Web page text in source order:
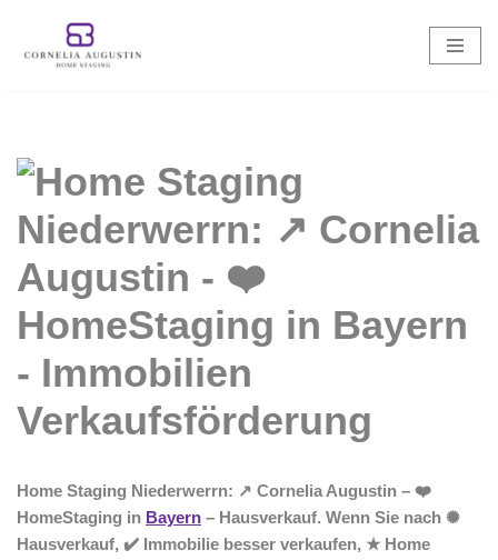
Zum
Home Staging Niederwerrn: ↗️ Cornelia Augustin – ❤️
HomeStaging in Bayern – Hausverkauf. Wenn Sie nach ✺
Hausverkauf, ✔️ Immobilie besser verkaufen, ★ Home